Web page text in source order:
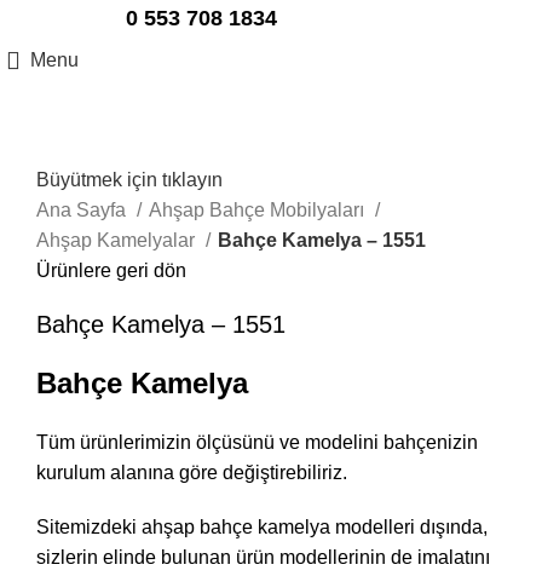
0 553 708 1834
Menu
Büyütmek için tıklayın
Ana Sayfa
Ahşap Bahçe Mobilyaları
Ahşap Kamelyalar
Bahçe Kamelya – 1551
Ürünlere geri dön
Bahçe Kamelya – 1551
Bahçe Kamelya
Tüm ürünlerimizin ölçüsünü ve modelini bahçenizin
kurulum alanına göre değiştirebiliriz.
Sitemizdeki ahşap bahçe kamelya modelleri dışında,
sizlerin elinde bulunan ürün modellerinin de imalatını